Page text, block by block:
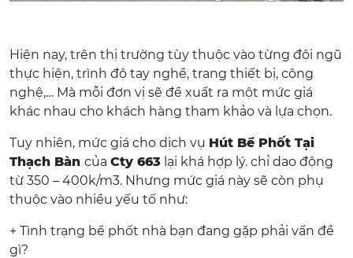
Hiện nay, trên thị trường tùy thuộc vào từng đội ngũ
thực hiện, trình độ tay nghề, trang thiết bị, công
nghệ,… Mà mỗi đơn vị sẽ đề xuất ra một mức giá
khác nhau cho khách hàng tham khảo và lựa chọn.
Tuy nhiên, mức giá cho dịch vụ Hút Bể Phốt Tại
Thạch Bàn của Cty 663 lại khá hợp lý. chỉ dao động
từ 350 – 400k/m3. Nhưng mức giá này sẽ còn phụ
thuộc vào nhiều yếu tố như:
+ Tình trạng bể phốt nhà bạn đang gặp phải vấn đề
gì?